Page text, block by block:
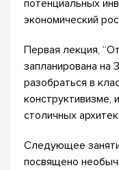
потенциальных
экономический
Первая лекция,
запланирована на
разобраться в
конструктивизме,
столичных
Следующее
посвящено